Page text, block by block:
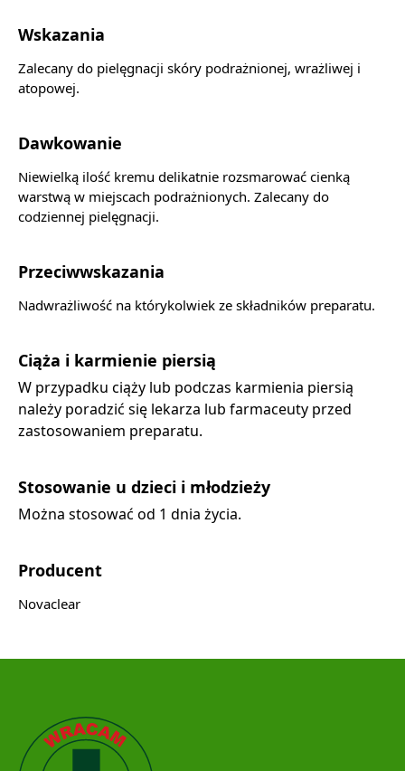
Wskazania
Zalecany do pielęgnacji skóry podrażnionej, wrażliwej i
atopowej.
Dawkowanie
Niewielką ilość kremu delikatnie rozsmarować cienką
warstwą w miejscach podrażnionych. Zalecany do
codziennej pielęgnacji.
Przeciwwskazania
Nadwrażliwość na którykolwiek ze składników preparatu.
Ciąża i karmienie piersią
W przypadku ciąży lub podczas karmienia piersią
należy poradzić się lekarza lub farmaceuty przed
zastosowaniem preparatu.
Stosowanie u dzieci i młodzieży
Można stosować od 1 dnia życia.
Producent
Novaclear